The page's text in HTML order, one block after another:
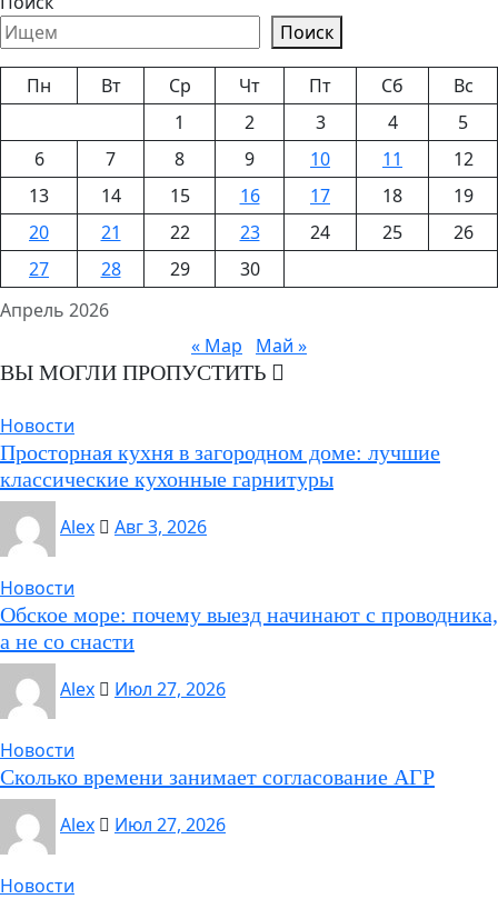
Поиск
Апрель 2026
Пн Вт Ср Чт Пт Сб
Вс
1
2 3 4
5
6
7 8 9 10 11
12
13
14 15 16 17 18
19
20
21 22 23 24 25
26
27
28 29 30
« Мар
Май »
ВЫ МОГЛИ ПРОПУСТИТЬ
Новости
Просторная кухня в загородном доме: лучшие
классические кухонные гарнитуры
Alex
Авг 3, 2026
Новости
Обское море: почему выезд начинают с проводника,
а не со снасти
Alex
Июл 27, 2026
Новости
Сколько времени занимает согласование АГР
Alex
Июл 27, 2026
Новости